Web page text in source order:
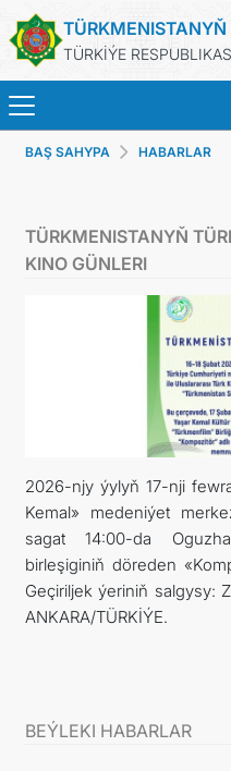
TÜRKİÝE
BAŞ SAHYPA HABARLAR
TÜRKMENISTANYŇ
KINO GÜNLERI
2026-njy ýylyň 17-nji
Kemal» medeniýet
sagat 14:00-da
birleşiginiň döreden
Geçiriljek ýeriniň salgysy:
ANKARA/TÜRKİÝE.
BEÝLEKI HABARLAR